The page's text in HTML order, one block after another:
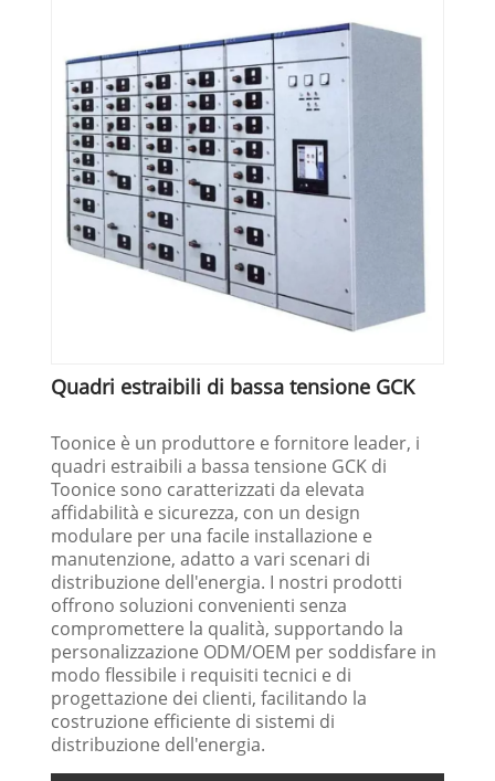
Quadri estraibili di bassa tensione GCK
Toonice è un produttore e fornitore leader, i
quadri estraibili a bassa tensione GCK di
Toonice sono caratterizzati da elevata
affidabilità e sicurezza, con un design
modulare per una facile installazione e
manutenzione, adatto a vari scenari di
distribuzione dell'energia. I nostri prodotti
offrono soluzioni convenienti senza
compromettere la qualità, supportando la
personalizzazione ODM/OEM per soddisfare in
modo flessibile i requisiti tecnici e di
progettazione dei clienti, facilitando la
costruzione efficiente di sistemi di
distribuzione dell'energia.